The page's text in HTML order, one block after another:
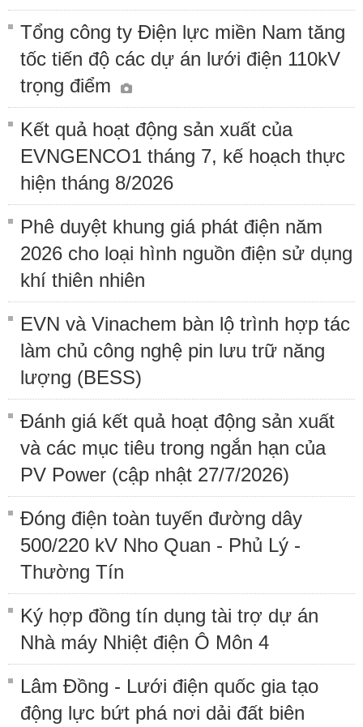
Tổng công ty Điện lực miền Nam tăng
tốc tiến độ các dự án lưới điện 110kV
trọng điểm
Kết quả hoạt động sản xuất của
EVNGENCO1 tháng 7, kế hoạch thực
hiện tháng 8/2026
Phê duyệt khung giá phát điện năm
2026 cho loại hình nguồn điện sử dụng
khí thiên nhiên
EVN và Vinachem bàn lộ trình hợp tác
làm chủ công nghệ pin lưu trữ năng
lượng (BESS)
Đánh giá kết quả hoạt động sản xuất
và các mục tiêu trong ngắn hạn của
PV Power (cập nhật 27/7/2026)
Đóng điện toàn tuyến đường dây
500/220 kV Nho Quan - Phủ Lý -
Thường Tín
Ký hợp đồng tín dụng tài trợ dự án
Nhà máy Nhiệt điện Ô Môn 4
Lâm Đồng - Lưới điện quốc gia tạo
động lực bứt phá nơi dải đất biên